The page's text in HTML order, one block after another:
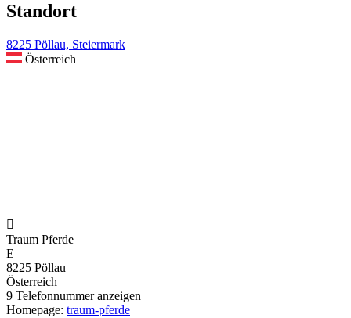
Standort
8225 Pöllau, Steiermark
Österreich

Traum Pferde
E
8225 Pöllau
Österreich
9 Telefonnummer anzeigen
Homepage: traum-pferde